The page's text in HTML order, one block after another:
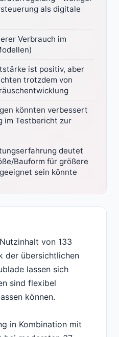
als digitale
Verbrauch im
ist positiv, aber
trotzdem von
könnten verbessert
im Testbericht zur
deutet
Bauform für größere
sein könnte
von 133
der übersichtlichen
lassen sich
sind flexibel
können.
in Kombination mit